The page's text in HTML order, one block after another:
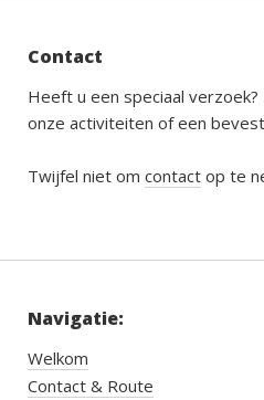
Contact
Heeft u een speciaal
onze activiteiten of een
Twijfel niet om contact op te
Navigatie:
Welkom
Contact & Route